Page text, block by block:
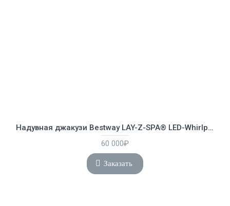
Надувная джакузи Bestway LAY-Z-SPA® LED-Whirlpool Hollywood AirJet™ Ø 196 x 66 см, артикул 60059
60 000₽
Заказать